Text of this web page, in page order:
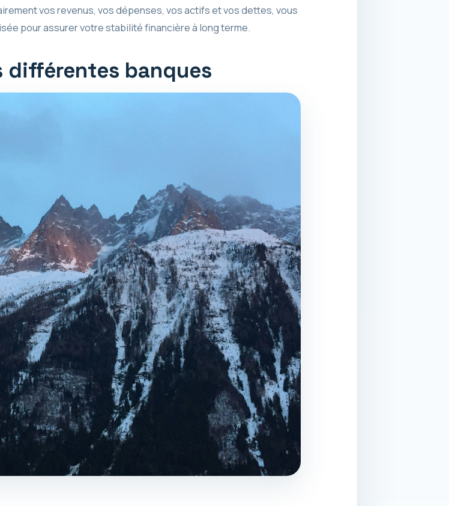
vos revenus, vos dépenses, vos actifs et vos dettes, vous
pour assurer votre stabilité financière à long terme.
différentes banques